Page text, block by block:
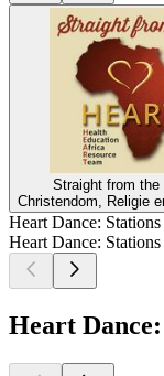
Straight from the
Christendom, Religie
Heart Dance:
Heart Dance:
Heart